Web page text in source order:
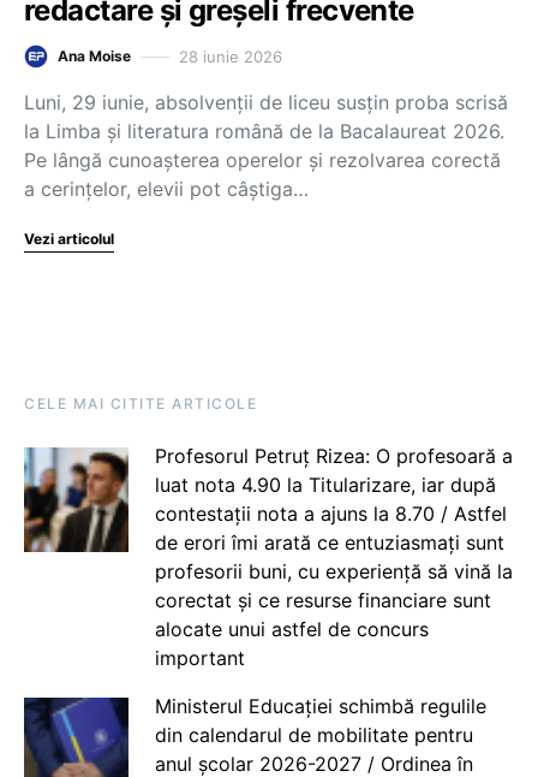
redactare și greșeli frecvente
Ana Moise 28 iunie 2026
Luni, 29 iunie, absolvenții de liceu susțin proba scrisă
la Limba și literatura română de la Bacalaureat 2026.
Pe lângă cunoașterea operelor și rezolvarea corectă
a cerințelor, elevii pot câștiga…
Vezi articolul
CELE MAI CITITE ARTICOLE
Profesorul Petruț Rizea: O profesoară a
luat nota 4.90 la Titularizare, iar după
contestații nota a ajuns la 8.70 / Astfel
de erori îmi arată ce entuziasmați sunt
profesorii buni, cu experiență să vină la
corectat și ce resurse financiare sunt
alocate unui astfel de concurs
important
Ministerul Educației schimbă regulile
din calendarul de mobilitate pentru
anul școlar 2026-2027 / Ordinea în